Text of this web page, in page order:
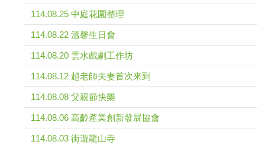
114.08.25 中庭花園整理
114.08.22 溫馨生日會
114.08.20 雲水戲劇工作坊
114.08.12 趙老師夫妻首次來到
114.08.08 父親節快樂
114.08.06 高齡產業創新發展協會
114.08.03 街遊龍山寺